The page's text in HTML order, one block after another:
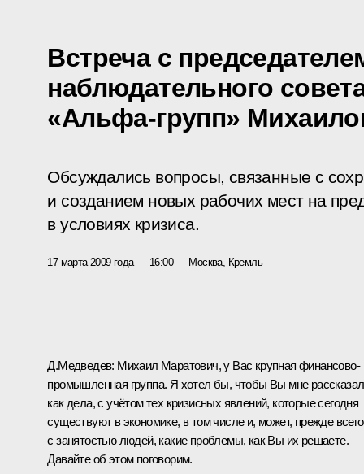
Встреча с
наблюдательного
«Альфа-групп»
Обсуждались вопросы, связанные с
и созданием новых рабочих мест на
в условиях кризиса.
17 марта 2009 года 16:00 Москва, Кремль
Д.Медведев: Михаил Маратович, у Вас крупная финансово-
промышленная группа. Я хотел бы, чтобы Вы мне
как дела, с учётом тех кризисных явлений, которые сегодня
существуют в экономике, в том числе и, может, прежде всего
с занятостью людей, какие проблемы, как Вы их решаете.
Давайте об этом поговорим.